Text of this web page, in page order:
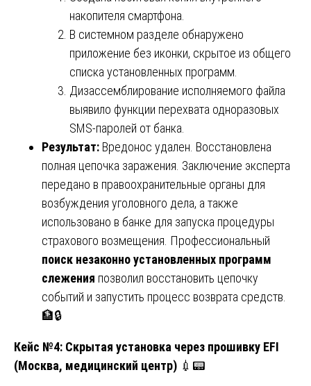
накопителя смартфона.
В системном разделе обнаружено
приложение без иконки, скрытое из общего
списка установленных программ.
Дизассемблирование исполняемого файла
выявило функции перехвата одноразовых
SMS-паролей от банка.
Результат: Вредонос удален. Восстановлена
полная цепочка заражения. Заключение эксперта
передано в правоохранительные органы для
возбуждения уголовного дела, а также
использовано в банке для запуска процедуры
страхового возмещения. Профессиональный
поиск незаконно установленных программ
слежения позволил восстановить цепочку
событий и запустить процесс возврата средств.
🏦🔒
Кейс №4: Скрытая установка через прошивку EFI
(Москва, медицинский центр) 💉📟